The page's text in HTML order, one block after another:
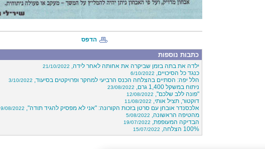
הדפס
כתבות נוספות
ילדה את בתה בזמן שביקרה את אחותה לאחר לידה, 21/10/2022
כנגד כל הסיכויים, 6/10/2022
הלל יפה: הסתיים בהצלחה הכנס הרביעי למחקר ופרויקטים בסיעוד, 3/10/2022
ניתוח במשקל 1,400 גרם, 23/08/2022
"פונה ללב שלכם", 12/08/2022
דוקטור, תציל אותי, 11/08/2022
אלכסנדר אובחן עם סרטן בזכות הקורונה: "אני לא מפסיק להגיד תודה", 9/08/2022
מהטיפה הראשונה, 5/08/2022
הבדיקה המעופפת, 19/07/2022
100% הצלחה, 15/07/2022